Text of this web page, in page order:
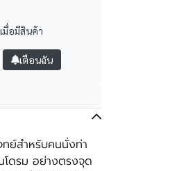
มื่อมีสินค้า
เตือนฉัน
ย์สำหรับคนนั่งท่า
ดรม อย่างตรงจุด